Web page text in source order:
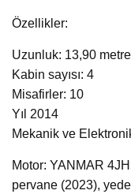
Özellikler:
Uzunluk: 13,90 metre
Kabin sayısı: 4
Misafirler: 10
Yıl 2014
Mekanik ve
Motor: YANMAR
pervane (2023),